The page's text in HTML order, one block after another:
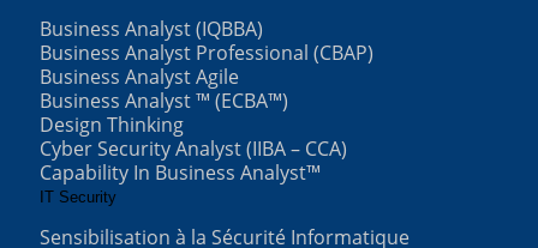
Business Analyst (IQBBA)
Business Analyst Professional (CBAP)
Business Analyst Agile
Business Analyst ™ (ECBA™)
Design Thinking
Cyber Security Analyst (IIBA – CCA)
Capability In Business Analyst™
IT Security
Sensibilisation à la Sécurité Informatique